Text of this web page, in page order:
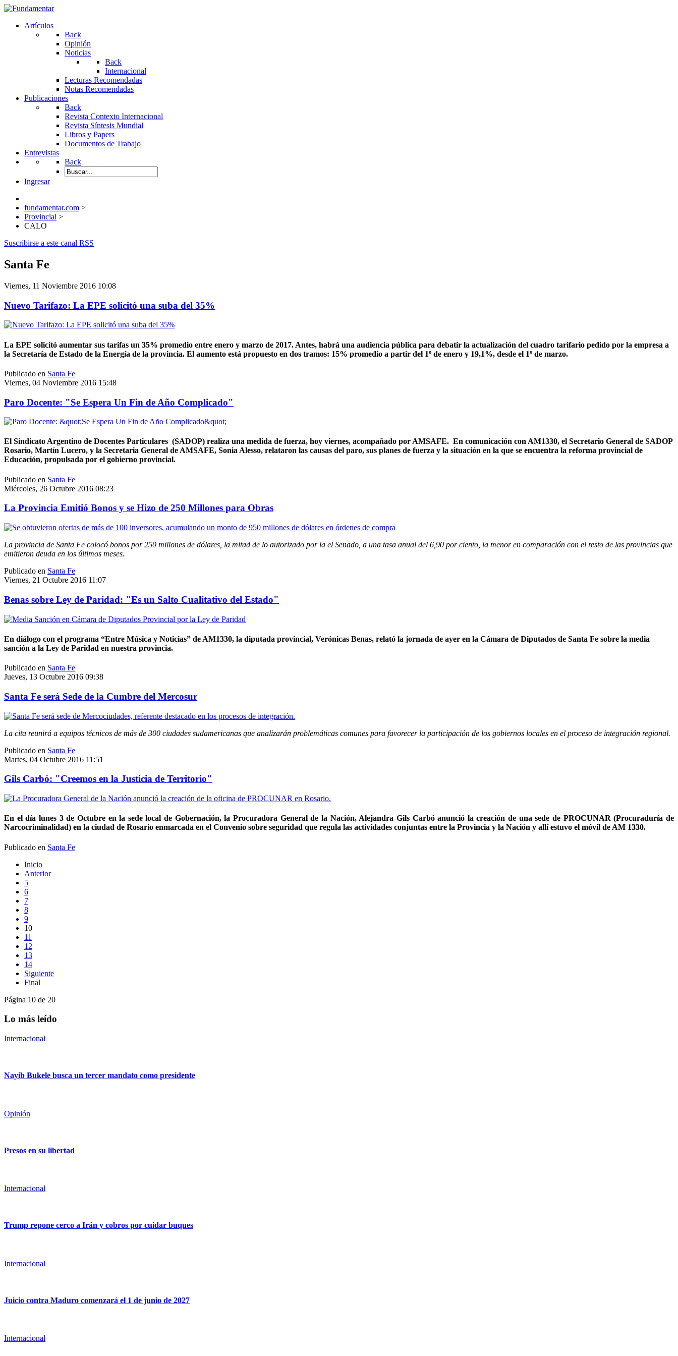
Artículos
Back
Opinión
Noticias
Back
Internacional
Lecturas Recomendadas
Notas Recomendadas
Publicaciones
Back
Revista Contexto Internacional
Revista Síntesis Mundial
Libros y Papers
Documentos de Trabajo
Entrevistas
Back
Ingresar
fundamentar.com >
Provincial >
CALO
Suscribirse a este canal RSS
Santa Fe
Viernes, 11 Noviembre 2016 10:08
Nuevo Tarifazo: La EPE solicitó una suba del 35%
La EPE solicitó aumentar sus tarifas un 35% promedio entre enero y marzo de 2017. Antes, habrá una audiencia pública para debatir la actualización del cuadro tarifario pedido por la empresa a
la Secretaría de Estado de la Energía de la provincia. El aumento está propuesto en dos tramos: 15% promedio a partir del 1º de enero y 19,1%, desde el 1º de marzo.
Publicado en Santa Fe
Viernes, 04 Noviembre 2016 15:48
Paro Docente: "Se Espera Un Fin de Año Complicado"
El Sindicato Argentino de Docentes Particulares (SADOP) realiza una medida de fuerza, hoy viernes, acompañado por AMSAFE. En comunicación con AM1330, el Secretario General de SADOP
Rosario, Martín Lucero, y la Secretaria General de AMSAFE, Sonia Alesso, relataron las causas del paro, sus planes de fuerza y la situación en la que se encuentra la reforma provincial de
Educación, propulsada por el gobierno provincial.
Publicado en Santa Fe
Miércoles, 26 Octubre 2016 08:23
La Provincia Emitió Bonos y se Hizo de 250 Millones para Obras
La provincia de Santa Fe colocó bonos por 250 millones de dólares, la mitad de lo autorizado por la el Senado, a una tasa anual del 6,90 por ciento, la menor en comparación con el resto de las provincias que
emitieron deuda en los últimos meses.
Publicado en Santa Fe
Viernes, 21 Octubre 2016 11:07
Benas sobre Ley de Paridad: "Es un Salto Cualitativo del Estado"
En diálogo con el programa “Entre Música y Noticias” de AM1330, la diputada provincial, Verónicas Benas, relató la jornada de ayer en la Cámara de Diputados de Santa Fe sobre la media
sanción a la Ley de Paridad en nuestra provincia.
Publicado en Santa Fe
Jueves, 13 Octubre 2016 09:38
Santa Fe será Sede de la Cumbre del Mercosur
La cita reunirá a equipos técnicos de más de 300 ciudades sudamericanas que analizarán problemáticas comunes para favorecer la participación de los gobiernos locales en el proceso de integración regional.
Publicado en Santa Fe
Martes, 04 Octubre 2016 11:51
Gils Carbó: "Creemos en la Justicia de Territorio"
En el día lunes 3 de Octubre en la sede local de Gobernación, la Procuradora General de la Nación, Alejandra Gils Carbó anunció la creación de una sede de PROCUNAR (Procuraduría de
Narcocriminalidad) en la ciudad de Rosario enmarcada en el Convenio sobre seguridad que regula las actividades conjuntas entre la Provincia y la Nación y allí estuvo el móvil de AM 1330.
Publicado en Santa Fe
Inicio
Anterior
5
6
7
8
9
10
11
12
13
14
Siguiente
Final
Página 10 de 20
Lo más leído
Internacional
Nayib Bukele busca un tercer mandato como presidente
Opinión
Presos en su libertad
Internacional
Trump repone cerco a Irán y cobros por cuidar buques
Internacional
Juicio contra Maduro comenzará el 1 de junio de 2027
Internacional